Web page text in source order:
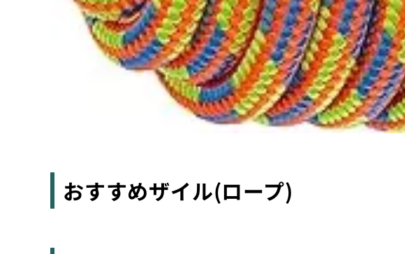
おすすめザイル(ロープ)